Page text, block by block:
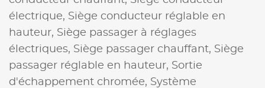
électrique, Siège conducteur réglable en
hauteur, Siège passager à réglages
électriques, Siège passager chauffant, Siège
passager réglable en hauteur, Sortie
d'échappement chromée, Système